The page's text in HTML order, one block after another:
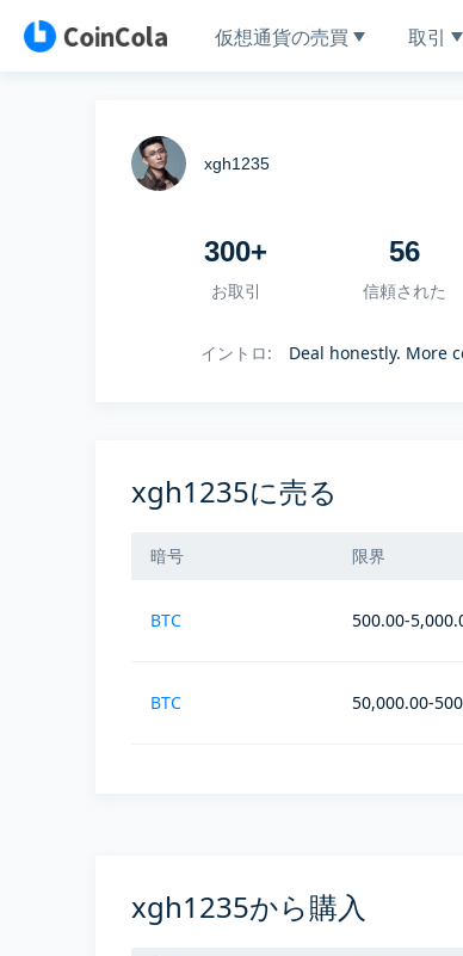
仮想通貨の売買 取引
xgh1235
300+
お取引
56
信頼された
イントロ: Deal honestly. More
xgh1235に売る
暗号 限界
BTC 500.00-
BTC 50,000.00-
xgh1235から購入